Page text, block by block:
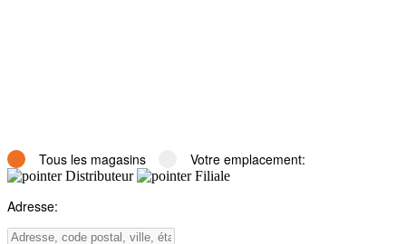
Tous les magasins Votre emplacement:
Distributeur Filiale
Adresse: